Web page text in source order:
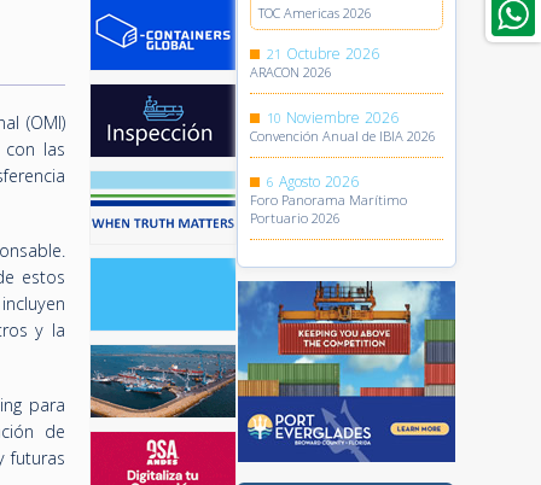
(OMI)
las
estos
y la
para
de
futuras
TOC Americas 2026
21 Octubre 2026
ARACON 2026
10 Noviembre 2026
Convención Anual de IBIA 2026
6 Agosto 2026
Foro Panorama Marítimo
Portuario 2026